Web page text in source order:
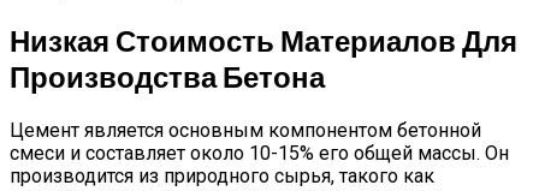
Низкая Стоимость Материалов Для
Производства Бетона
Цемент является основным компонентом бетонной
смеси и составляет около 10-15% его общей массы. Он
производится из природного сырья, такого как